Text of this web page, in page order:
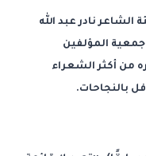
نادر عبد الله
المؤلفين
من أكثر الشعراء
بالنجاحات.